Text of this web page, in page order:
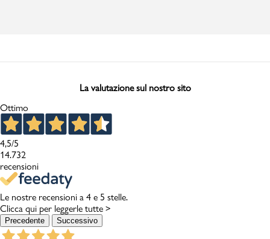
La valutazione sul nostro sito
Ottimo
4,5/5
14.732
recensioni
Le nostre recensioni a 4 e 5 stelle.
Clicca qui per leggerle tutte >
Precedente Successivo